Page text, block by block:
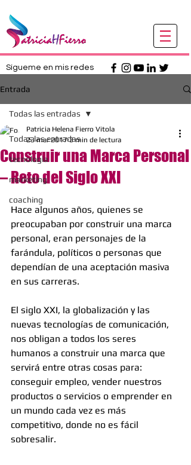
Sígueme en mis redes
Entrada
Todas las entradas
tecnologia
marketing
coaching
Todas las entradas
Construir una Marca Personal
– Reto del Siglo XXI
Patricia Helena Fierro Vitola
23 mar 2017 3 min de lectura
Hace algunos años, quienes se
preocupaban por construir una marca
personal, eran personajes de la
farándula, políticos o personas que
dependían de una aceptación masiva
en sus carreras.
El siglo XXI, la globalización y las
nuevas tecnologías de comunicación,
nos obligan a todos los seres
humanos a construir una marca que
servirá entre otras cosas para:
conseguir empleo, vender nuestros
productos o servicios o emprender en
un mundo cada vez es más
competitivo, donde no es fácil
sobresalir.